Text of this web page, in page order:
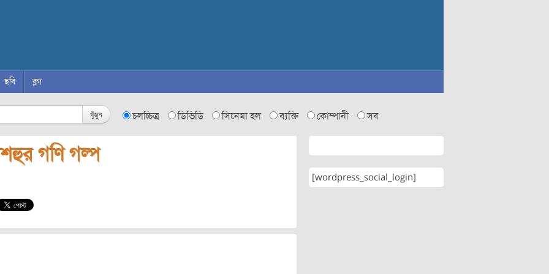
ছবি ব্লগ
খুঁজুন চলচ্চিত্র ডিভিডি সিনেমা হল ব্যক্তি কোম্পানী সব
গণি গল্প
[wordpress_social_login]